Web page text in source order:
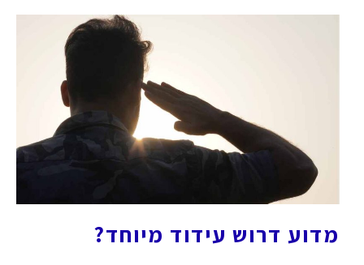
מדוע דרוש עידוד מיוחד?